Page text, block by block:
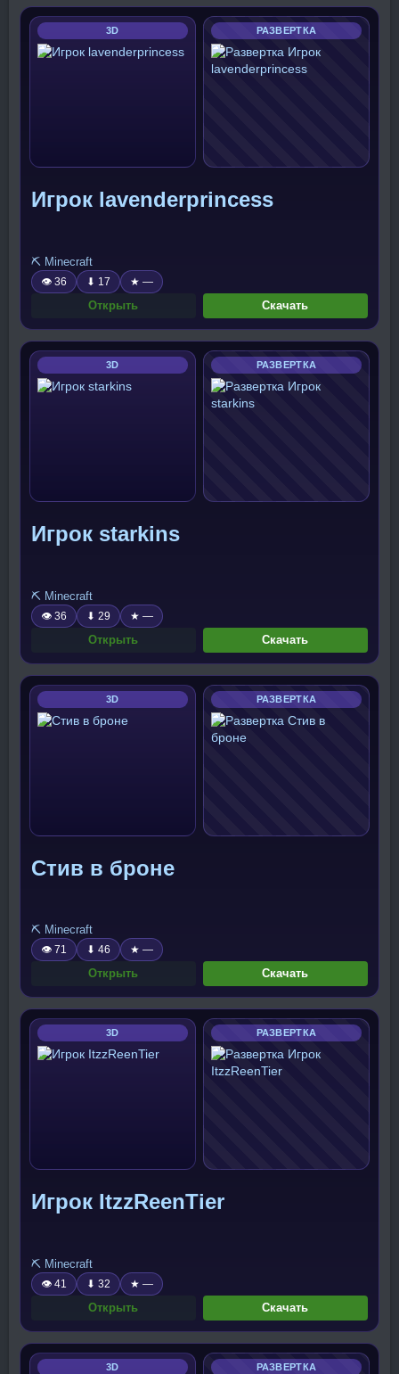
3D РАЗВЕРТКА
Игрок lavenderprincess
⛏️ Minecraft
👁 36 ⬇ 17 ★ —
Открыть Скачать
3D РАЗВЕРТКА
Игрок starkins
⛏️ Minecraft
👁 36 ⬇ 29 ★ —
Открыть Скачать
3D РАЗВЕРТКА
Стив в броне
⛏️ Minecraft
👁 71 ⬇ 46 ★ —
Открыть Скачать
3D РАЗВЕРТКА
Игрок ItzzReenTier
⛏️ Minecraft
👁 41 ⬇ 32 ★ —
Открыть Скачать
3D РАЗВЕРТКА